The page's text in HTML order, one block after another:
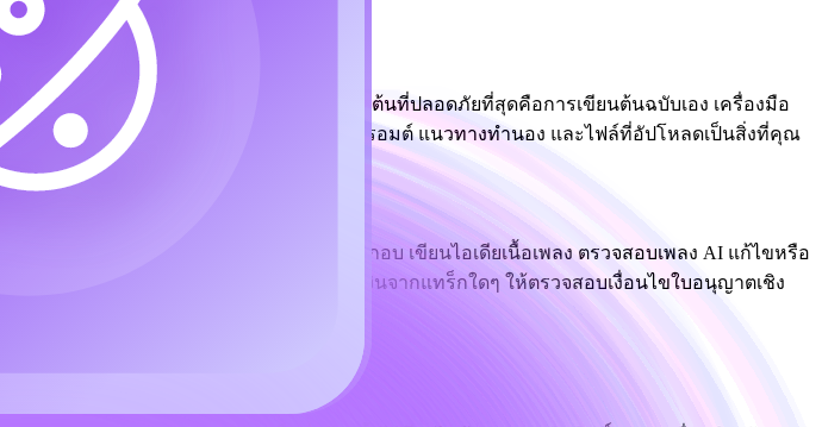
า หรือแคมเปญของแบรนด์ขนาดเล็ก จุดเริ่มต้นที่ปลอดภัยที่สุดคือการเขียนต้นฉบับเอง เครื่องมือ
“royalty-free” จะเวิร์กที่สุดเมื่อเนื้อเพลง พรอมต์ แนวทางทำนอง และไฟล์ที่อัปโหลดเป็นสิ่งที่คุณ
เพลงต้นฉบับจากเนื้อเพลง สร้างดนตรีประกอบ เขียนไอเดียเนื้อเพลง ตรวจสอบเพลง AI แก้ไขหรือ
ำทางกฎหมาย ก่อนที่คุณจะเผยแพร่หรือทำเงินจากแทร็กใดๆ ให้ตรวจสอบเงื่อนไขใบอนุญาตเชิง
รือแบรนด์